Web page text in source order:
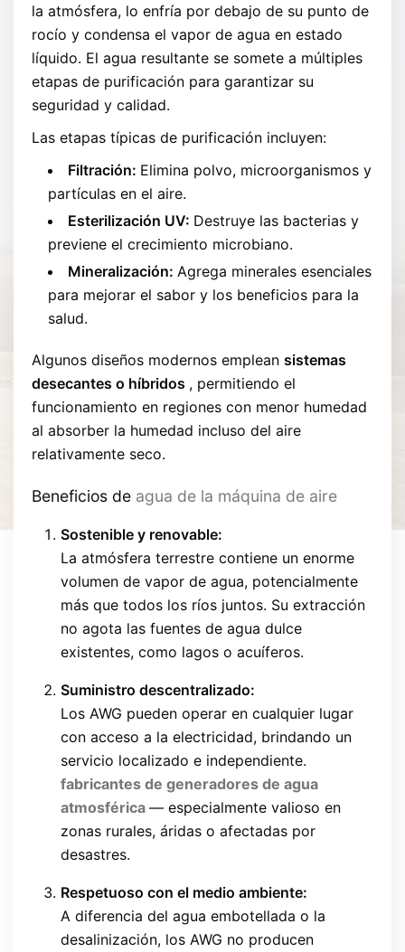
la atmósfera, lo enfría por debajo de su punto de
rocío y condensa el vapor de agua en estado
líquido. El agua resultante se somete a múltiples
etapas de purificación para garantizar su
seguridad y calidad.
Las etapas típicas de purificación incluyen:
Filtración: Elimina polvo, microorganismos y
partículas en el aire.
Esterilización UV: Destruye las bacterias y
previene el crecimiento microbiano.
Mineralización: Agrega minerales esenciales
para mejorar el sabor y los beneficios para la
salud.
Algunos diseños modernos emplean sistemas
desecantes o híbridos , permitiendo el
funcionamiento en regiones con menor humedad
al absorber la humedad incluso del aire
relativamente seco.
Beneficios de agua de la máquina de aire
Sostenible y renovable:
La atmósfera terrestre contiene un enorme
volumen de vapor de agua, potencialmente
más que todos los ríos juntos. Su extracción
no agota las fuentes de agua dulce
existentes, como lagos o acuíferos.
Suministro descentralizado:
Los AWG pueden operar en cualquier lugar
con acceso a la electricidad, brindando un
servicio localizado e independiente.
fabricantes de generadores de agua
atmosférica — especialmente valioso en
zonas rurales, áridas o afectadas por
desastres.
Respetuoso con el medio ambiente:
A diferencia del agua embotellada o la
desalinización, los AWG no producen